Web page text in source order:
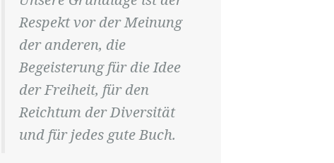
Respekt vor der Meinung
der anderen, die
Begeisterung für die Idee
der Freiheit, für den
Reichtum der Diversität
und für jedes gute Buch.